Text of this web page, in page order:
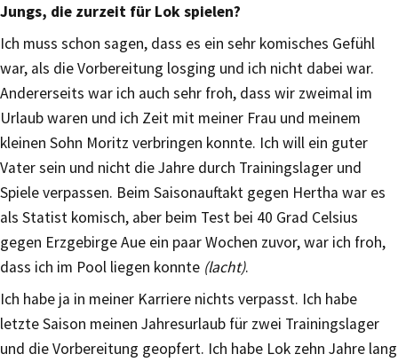
Jungs, die zurzeit für Lok spielen?
Ich muss schon sagen, dass es ein sehr komisches Gefühl
war, als die Vorbereitung losging und ich nicht dabei war.
Andererseits war ich auch sehr froh, dass wir zweimal im
Urlaub waren und ich Zeit mit meiner Frau und meinem
kleinen Sohn Moritz verbringen konnte. Ich will ein guter
Vater sein und nicht die Jahre durch Trainingslager und
Spiele verpassen. Beim Saisonauftakt gegen Hertha war es
als Statist komisch, aber beim Test bei 40 Grad Celsius
gegen Erzgebirge Aue ein paar Wochen zuvor, war ich froh,
dass ich im Pool liegen konnte (lacht).
Ich habe ja in meiner Karriere nichts verpasst. Ich habe
letzte Saison meinen Jahresurlaub für zwei Trainingslager
und die Vorbereitung geopfert. Ich habe Lok zehn Jahre lang